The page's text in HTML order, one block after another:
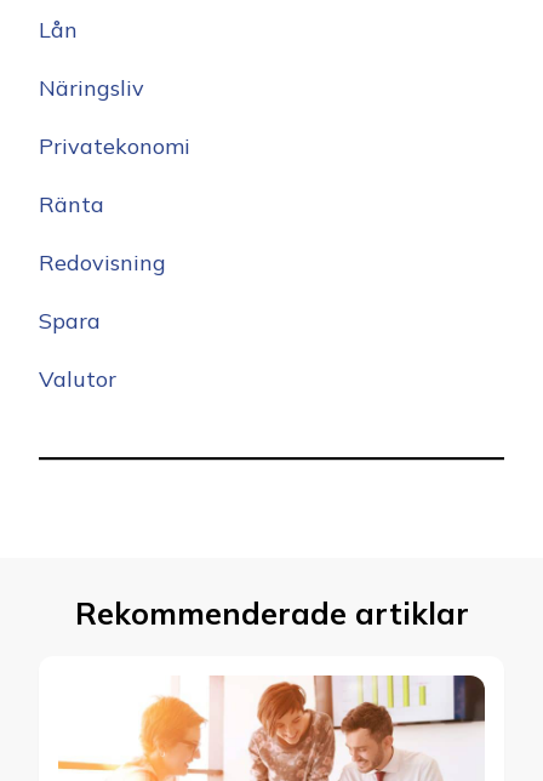
Lån
Näringsliv
Privatekonomi
Ränta
Redovisning
Spara
Valutor
Rekommenderade artiklar